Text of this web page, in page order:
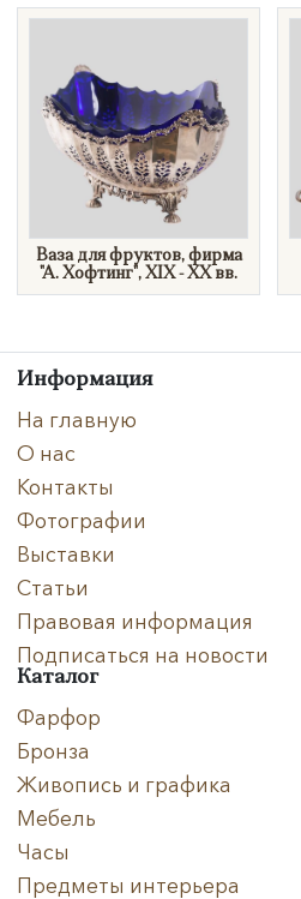
Ваза для фруктов, фирма
"А. Хофтинг", XIX - XX вв.
Информация
На главную
О нас
Контакты
Фотографии
Выставки
Статьи
Правовая информация
Подписаться на новости
Каталог
Фарфор
Бронза
Живопись и графика
Мебель
Часы
Предметы интерьера